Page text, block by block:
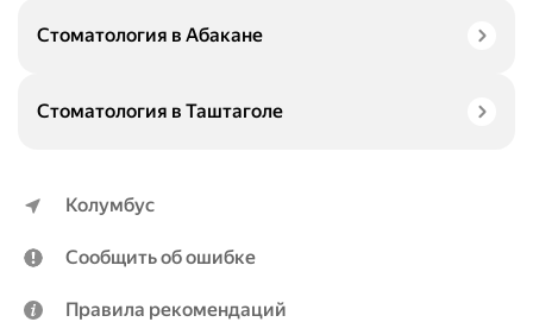
Стоматология в Абакане
Стоматология в Таштаголе
Колумбус
Сообщить об ошибке
Правила рекомендаций